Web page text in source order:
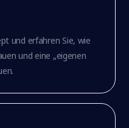
und erfahren Sie, wie
und eine „eigenen